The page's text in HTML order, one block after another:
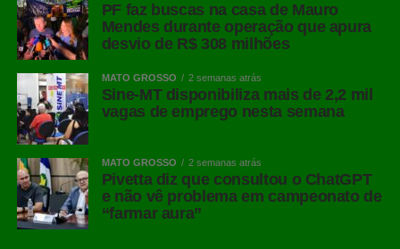
PF faz buscas na casa de Mauro
Mendes durante operação que apura
desvio de R$ 308 milhões
MATO GROSSO 2 semanas atrás
Sine-MT disponibiliza mais de 2,2 mil
vagas de emprego nesta semana
MATO GROSSO 2 semanas atrás
Pivetta diz que consultou o ChatGPT
e não vê problema em campeonato de
“farmar aura”